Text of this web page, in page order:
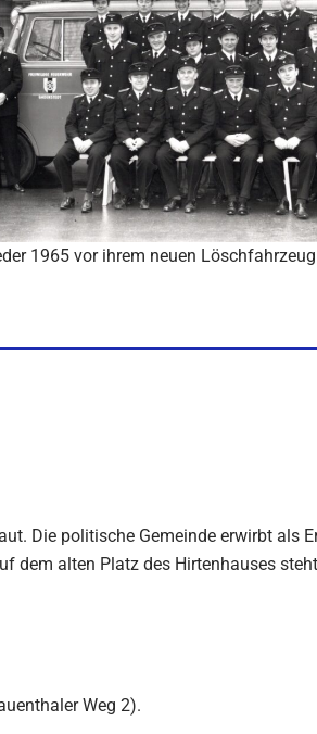
1965 vor ihrem neuen
Die politische Gemeinde erwirbt als
dem alten Platz des Hirtenhauses
Weg 2).